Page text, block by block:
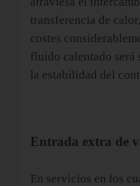
transferencia de
costes
fluido calentado será
la estabilidad del
Entrada extra de
En servicios en los